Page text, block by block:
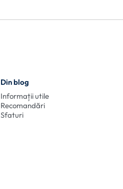
Din blog
Informații utile
Recomandări
Sfaturi